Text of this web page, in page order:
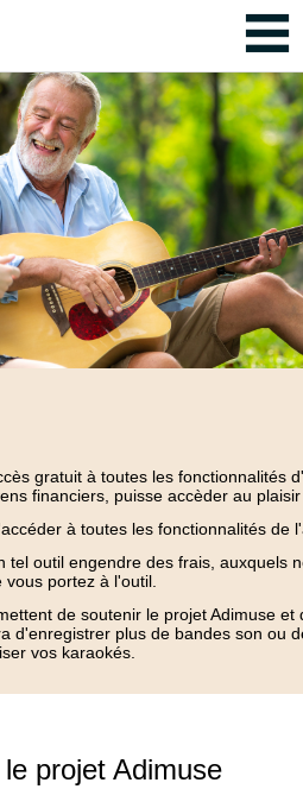
gratuit à toutes les fonctionnalités
financiers, puisse accèder au
à toutes les fonctionnalités de
tel outil engendre des frais, auxquels
portez à l'outil.
de soutenir le projet Adimuse
d'enregistrer plus de bandes son ou
vos karaokés.
projet Adimuse